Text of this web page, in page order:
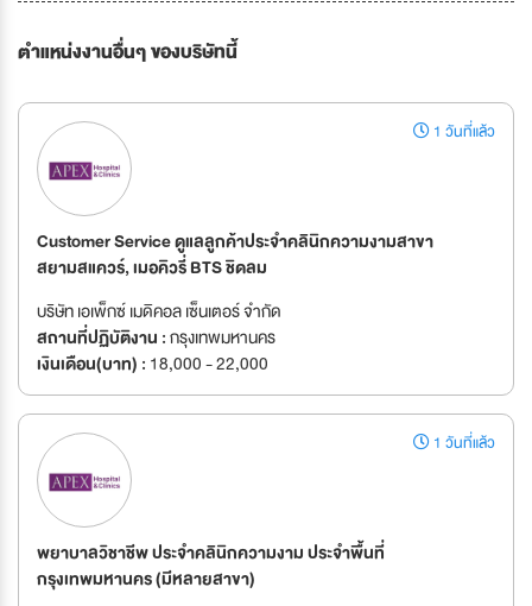
ตำแหน่งงานอื่นๆ ของบริษัทนี้
1 วันที่แล้ว
Customer Service ดูแลลูกค้าประจำคลินิกความงามสาขา
สยามสแควร์, เมอคิวรี่ BTS ชิดลม
บริษัท เอเพ็กซ์ เมดิคอล เซ็นเตอร์ จำกัด
สถานที่ปฏิบัติงาน :กรุงเทพมหานคร
เงินเดือน(บาท) : 18,000 - 22,000
1 วันที่แล้ว
พยาบาลวิชาชีพ ประจำคลินิกความงาม ประจำพื้นที่
กรุงเทพมหานคร (มีหลายสาขา)